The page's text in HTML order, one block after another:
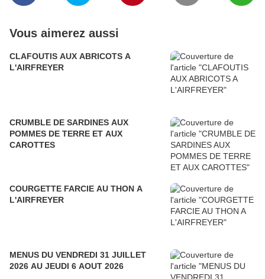
Vous aimerez aussi
CLAFOUTIS AUX ABRICOTS A
L'AIRFREYER
CRUMBLE DE SARDINES AUX
POMMES DE TERRE ET AUX
CAROTTES
COURGETTE FARCIE AU THON A
L'AIRFREYER
MENUS DU VENDREDI 31 JUILLET
2026 AU JEUDI 6 AOUT 2026